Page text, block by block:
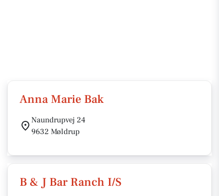
Anna Marie Bak
Naundrupvej 24
9632 Møldrup
B & J Bar Ranch I/S